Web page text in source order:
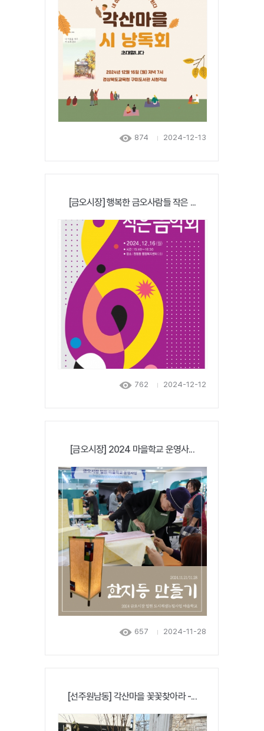
874 2024-12-13
[금오시장] 행복한 금오사람들 작은 ...
762 2024-12-12
[금오시장] 2024 마을학교 운영사...
657 2024-11-28
[선주원남동] 각산마을 꽃꽃찾아라 -...